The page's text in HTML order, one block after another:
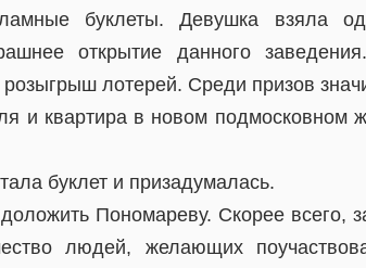
буклеты. Девушка взяла
открытие данного
лотерей. Среди призов
и квартира в новом подмосковном
буклет и призадумалась.
Пономареву. Скорее всего,
людей, желающих